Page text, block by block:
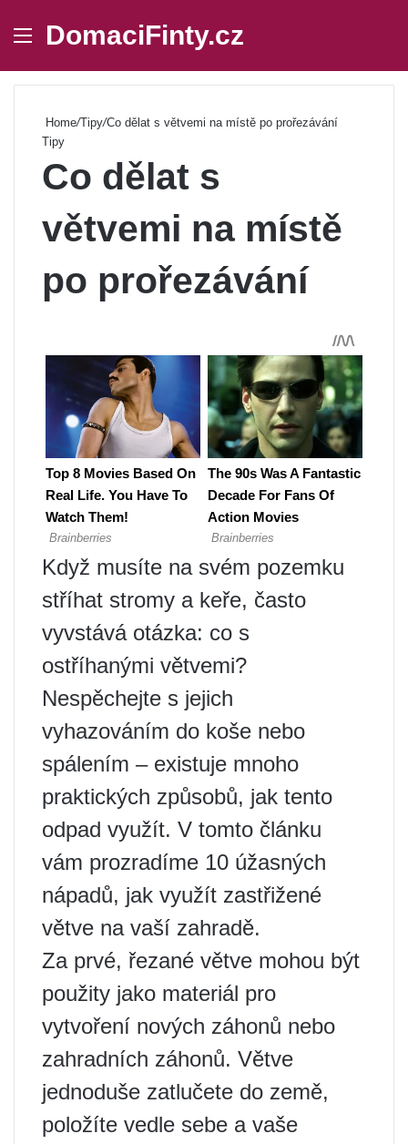
Menu
DomaciFinty.cz
Home/Tipy/Co dělat s větvemi na místě po prořezávání
Tipy
Co dělat s
větvemi na místě
po prořezávání
Když musíte na svém pozemku
stříhat stromy a keře, často
vyvstává otázka: co s
ostříhanými větvemi?
Nespěchejte s jejich
vyhazováním do koše nebo
spálením – existuje mnoho
praktických způsobů, jak tento
odpad využít. V tomto článku
vám prozradíme 10 úžasných
nápadů, jak využít zastřižené
větve na vaší zahradě.
Za prvé, řezané větve mohou být
použity jako materiál pro
vytvoření nových záhonů nebo
zahradních záhonů. Větve
jednoduše zatlučete do země,
položíte vedle sebe a vaše